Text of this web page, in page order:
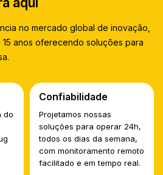
no mercado global de inovação,
15 anos oferecendo soluções para
do
Confiabilidade
Projetamos nossas
soluções para operar 24h,
todos os dias da semana,
com monitoramento remoto
facilitado e em tempo real.